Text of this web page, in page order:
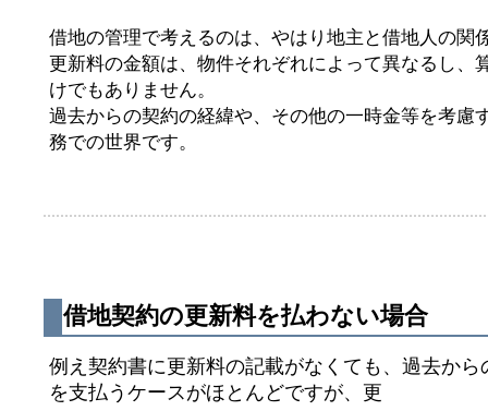
借地の管理で考えるのは、やはり地主と借地人の関
更新料の金額は、物件それぞれによって異なるし、
けでもありません。
過去からの契約の経緯や、その他の一時金等を考慮
務での世界です。
借地契約の更新料を払わない場合
例え契約書に更新料の記載がなくても、過去か
を支払うケースがほとんどですが、更